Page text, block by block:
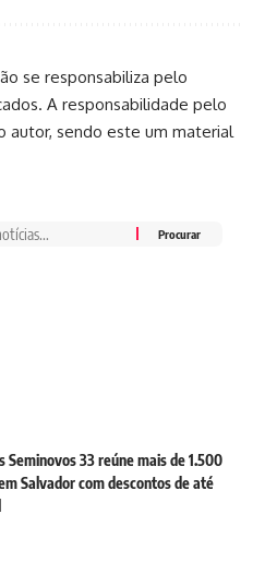
se responsabiliza pelo
A responsabilidade pelo
autor, sendo este um material
Seminovos 33 reúne mais de 1.500
Salvador com descontos de até